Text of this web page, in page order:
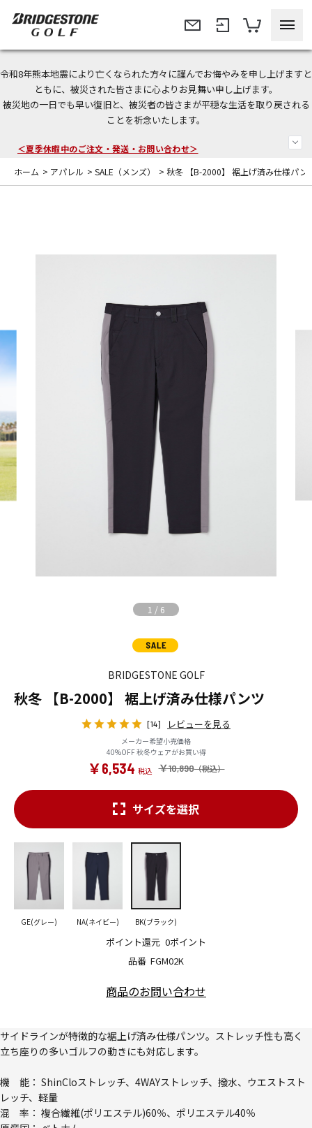
令和8年熊本地震により亡くなられた方々に謹んでお悔やみを申し上げますと
ともに、被災された皆さまに心よりお見舞い申し上げます。
被災地の一日でも早い復旧と、被災者の皆さまが平穏な生活を取り戻される
ことを祈念いたします。
今なら新規会員登録で1,000円OFFクーポンプレゼント！
＜商品配送に関するお知らせ＞
ホーム > アパレル > SALE（メンズ） > 秋冬 【B-2000】 裾上げ済み仕様パン
1 / 6
BRIDGESTONE GOLF
秋冬 【B-2000】 裾上げ済み仕様パンツ
[14] レビューを見る
メーカー希望小売価格
40%OFF 秋冬ウェアがお買い得
￥10,890
￥6,534
品番 FGM02K
ポイント還元 0ポイント
サイズを選択
GE(グレー) NA(ネイビー) BK(ブラック)
商品のお問い合わせ
サイドラインが特徴的な裾上げ済み仕様パンツ。ストレッチ性も高く
立ち座りの多いゴルフの動きにも対応します。
機 能： ShinCloストレッチ、4WAYストレッチ、撥水、ウエストスト
レッチ、軽量
混 率： 複合繊維(ポリエステル)60％、ポリエステル40％